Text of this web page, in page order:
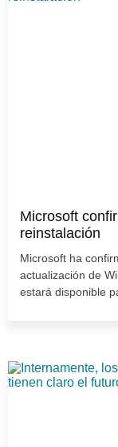
Microsoft
reinstalación
Microsoft ha
actualización de
estará disponible